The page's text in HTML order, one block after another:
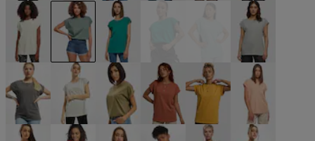
braun braun grün grün
grün grün grün grün grün grau
grau grau olive orange orange orange